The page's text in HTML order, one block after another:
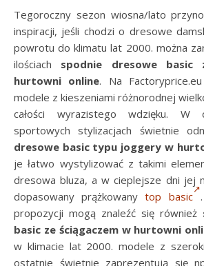
Tegoroczny sezon wiosna/lato
inspiracji, jeśli chodzi o dresowe
powrotu do klimatu lat 2000. można
ilościach spodnie dresowe basic
hurtowni online. Na
modele z kieszeniami różnorodnej
całości wyrazistego wdzięku. W
sportowych stylizacjach świetnie
dresowe basic typu joggery w
je łatwo wystylizować z takimi
dresowa bluza, a w cieplejsze dni jej
dopasowany prążkowanytop basic
propozycji mogą znaleźć się również
basic ze ściągaczem w hurtowni
w klimacie lat 2000. modele z
ostatnie świetnie zaprezentują się